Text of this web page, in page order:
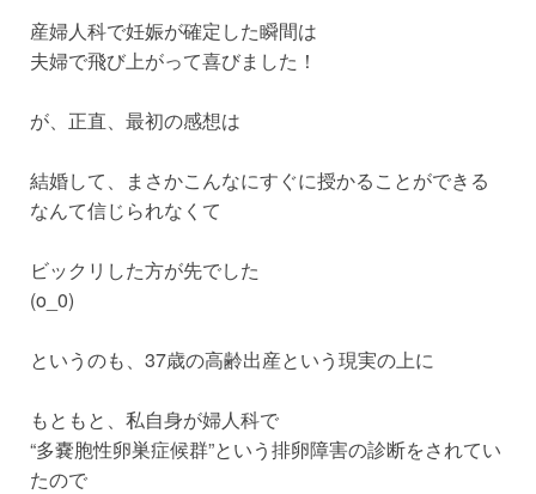
産婦人科で妊娠が確定した瞬間は
夫婦で飛び上がって喜びました！
が、正直、最初の感想は
結婚して、まさかこんなにすぐに授かることができる
なんて信じられなくて
ビックリした方が先でした
(o_0)
というのも、37歳の高齢出産という現実の上に
もともと、私自身が婦人科で
“多嚢胞性卵巣症候群”という排卵障害の診断をされてい
たので